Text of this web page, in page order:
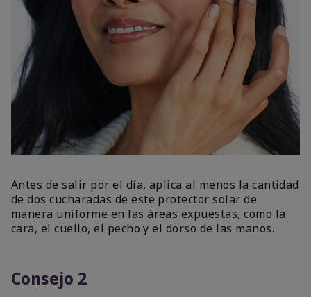
Antes de salir por el día, aplica al menos la cantidad
de dos cucharadas de este protector solar de
manera uniforme en las áreas expuestas, como la
cara, el cuello, el pecho y el dorso de las manos.
Consejo 2